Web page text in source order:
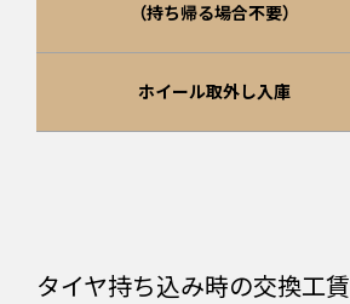
（持ち帰る場合不要）
ホイール取外し入庫
タイヤ持ち込み時の交換工賃